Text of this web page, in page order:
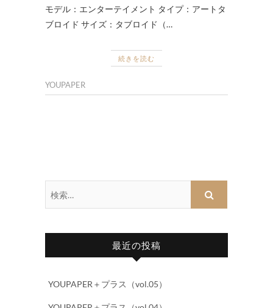
モデル：エンターテイメント タイプ：アートタ
ブロイド サイズ：タブロイド（…
続きを読む
YOUPAPER
最近の投稿
YOUPAPER＋プラス（vol.05）